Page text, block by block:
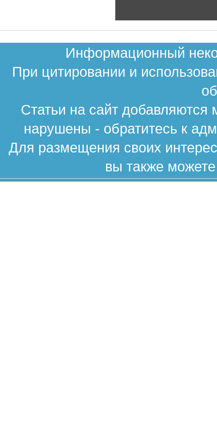
Информационный
При цитировании и
Статьи на сайт
нарушены - обратитесь к
Для размещения своих
вы также